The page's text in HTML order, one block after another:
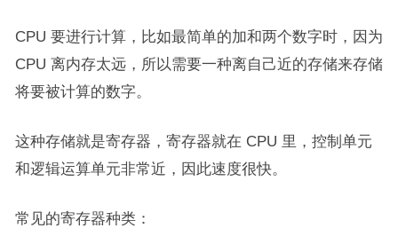
CPU 要进行计算，比如最简单的加和两个数字时，因为
CPU 离内存太远，所以需要一种离自己近的存储来存储
将要被计算的数字。
这种存储就是寄存器，寄存器就在 CPU 里，控制单元
和逻辑运算单元非常近，因此速度很快。
常见的寄存器种类：